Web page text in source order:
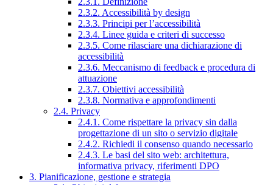
2.3.2. Accessibilità by design
2.3.3. Principi per l’accessibilità
2.3.4. Linee guida e criteri di successo
2.3.5. Come rilasciare una dichiarazione di
accessibilità
2.3.6. Meccanismo di feedback e procedura di
attuazione
2.3.7. Obiettivi accessibilità
2.3.8. Normativa e approfondimenti
2.4. Privacy
2.4.1. Come rispettare la privacy sin dalla
progettazione di un sito o servizio digitale
2.4.2. Richiedi il consenso quando necessario
2.4.3. Le basi del sito web: architettura,
informativa privacy, riferimenti DPO
3. Pianificazione, gestione e strategia